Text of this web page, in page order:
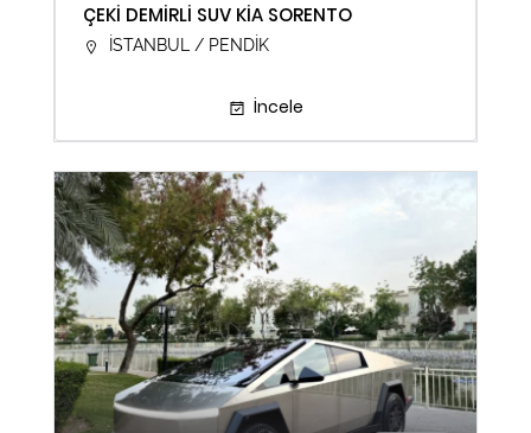
ÇEKİ DEMİRLİ SUV KİA SORENTO
İSTANBUL / PENDİK
İncele